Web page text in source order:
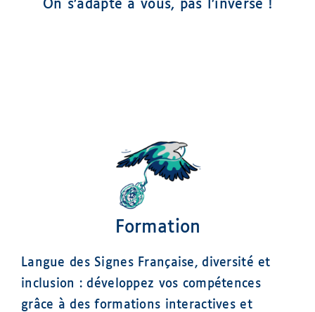
On s’adapte à vous, pas l’inverse !
Formation
Langue des Signes Française, diversité et
inclusion : développez vos compétences
grâce à des formations interactives et